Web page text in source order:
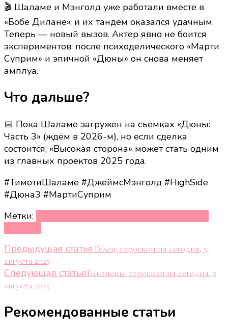
🎬 Шаламе и Мэнголд уже работали вместе в
«Бобе Дилане», и их тандем оказался удачным.
Теперь — новый вызов. Актер явно не боится
экспериментов: после психоделического «Марти
Суприм» и эпичной «Дюны» он снова меняет
амплуа.
Что дальше?
📅 Пока Шаламе загружен на съёмках «Дюны:
Часть 3» (ждём в 2026-м), но если сделка
состоится, «Высокая сторона» может стать одним
из главных проектов 2025 года.
#ТимотиШаламе #ДжеймсМэнголд #HighSide
#Дюна3 #МартиСуприм
Метки:
Навигация
по
записям
Предыдущая статьяТелец: гороскоп на сегодня, 5
августа 2025
Следующая статьяБлизнецы: гороскоп на сегодня, 5
августа 2025
Рекомендованные статьи